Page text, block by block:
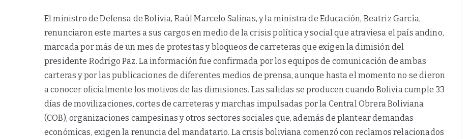
El ministro de Defensa de Bolivia, Raúl Marcelo Salinas, y la ministra de Educación, Beatriz García,
renunciaron este martes a sus cargos en medio de la crisis política y social que atraviesa el país andino,
marcada por más de un mes de protestas y bloqueos de carreteras que exigen la dimisión del
presidente Rodrigo Paz. La información fue confirmada por los equipos de comunicación de ambas
carteras y por las publicaciones de diferentes medios de prensa, aunque hasta el momento no se dieron
a conocer oficialmente los motivos de las dimisiones. Las salidas se producen cuando Bolivia cumple 33
días de movilizaciones, cortes de carreteras y marchas impulsadas por la Central Obrera Boliviana
(COB), organizaciones campesinas y otros sectores sociales que, además de plantear demandas
económicas, exigen la renuncia del mandatario. La crisis boliviana comenzó con reclamos relacionados